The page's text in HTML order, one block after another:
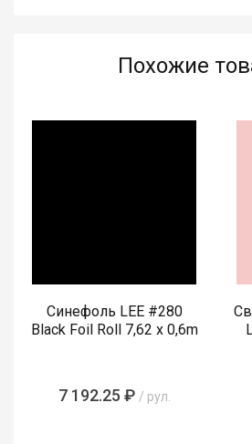
Похожие
Синефоль LEE #280
Black Foil Roll 7,62 x 0,6m
7 192.25 ₽ / рул.